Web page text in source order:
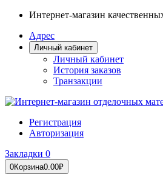
Интернет-магазин
Адрес
Личный кабинет
Личный кабинет
История заказов
Транзакции
Регистрация
Авторизация
Закладки 0
0Корзина0.00₽